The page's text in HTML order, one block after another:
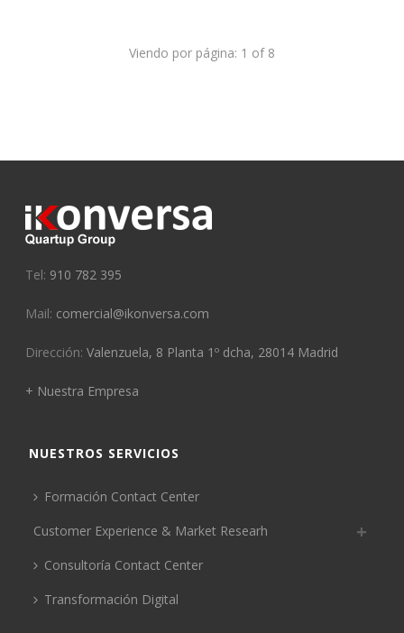
Viendo por página: 1 of 8
Tel: 910 782 395
Mail: comercial@ikonversa.com
Dirección:Valenzuela, 8 Planta 1º dcha, 28014 Madrid
+ Nuestra Empresa
NUESTROS SERVICIOS
Formación Contact Center
Customer Experience & Market Researh
Consultoría Contact Center
Transformación Digital